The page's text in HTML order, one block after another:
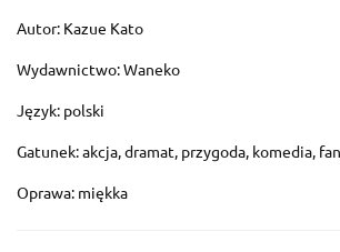
Autor: Kazue Kato
Wydawnictwo: Waneko
Język: polski
Gatunek: akcja, dramat, przygoda, komedia,
Oprawa: miękka